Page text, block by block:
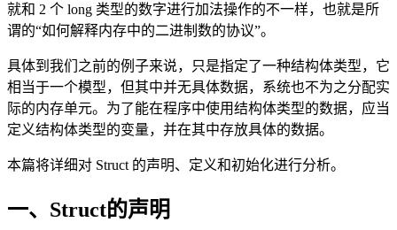
就和 2 个 long 类型的数字进行加法操作的不一样，也就是所
谓的“如何解释内存中的二进制数的协议”。
具体到我们之前的例子来说，只是指定了一种结构体类型，它
相当于一个模型，但其中并无具体数据，系统也不为之分配实
际的内存单元。为了能在程序中使用结构体类型的数据，应当
定义结构体类型的变量，并在其中存放具体的数据。
本篇将详细对 Struct 的声明、定义和初始化进行分析。
一、Struct的声明